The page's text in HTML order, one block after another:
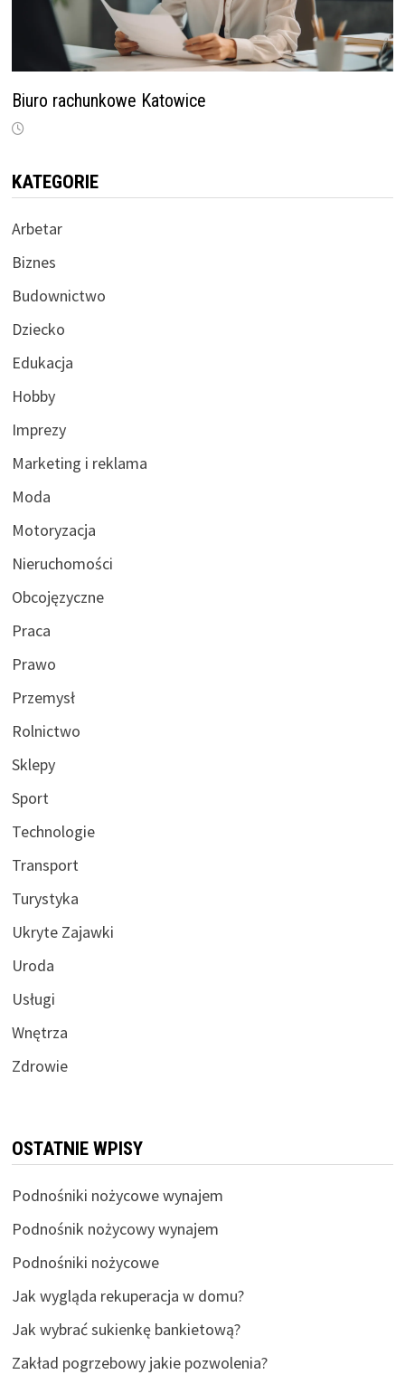
Biuro rachunkowe Katowice
KATEGORIE
Arbetar
Biznes
Budownictwo
Dziecko
Edukacja
Hobby
Imprezy
Marketing i reklama
Moda
Motoryzacja
Nieruchomości
Obcojęzyczne
Praca
Prawo
Przemysł
Rolnictwo
Sklepy
Sport
Technologie
Transport
Turystyka
Ukryte Zajawki
Uroda
Usługi
Wnętrza
Zdrowie
OSTATNIE WPISY
Podnośniki nożycowe wynajem
Podnośnik nożycowy wynajem
Podnośniki nożycowe
Jak wygląda rekuperacja w domu?
Jak wybrać sukienkę bankietową?
Zakład pogrzebowy jakie pozwolenia?